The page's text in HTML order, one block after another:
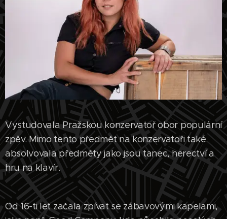
Vystudovala Pražskou konzervatoř obor populární
zpěv. Mimo tento předmět na konzervatoři také
absolvovala předměty jako jsou tanec, herectví a
hru na klavír.
Od 16-ti let začala zpívat se zábavovými kapelami,